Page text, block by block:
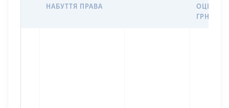
НАБУТТЯ ПРАВА
ГРН